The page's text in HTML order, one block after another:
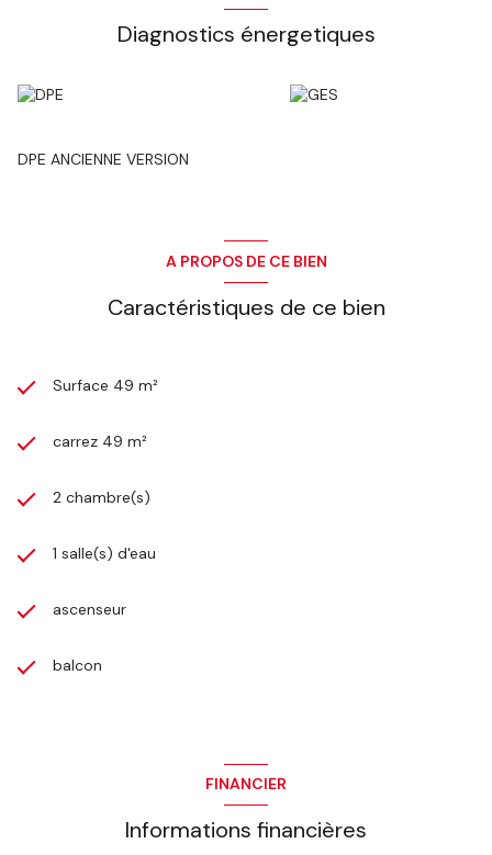
Diagnostics énergetiques
DPE ANCIENNE VERSION
A PROPOS DE CE BIEN
Caractéristiques de ce bien
Surface 49 m²
carrez 49 m²
2 chambre(s)
1 salle(s) d'eau
ascenseur
balcon
FINANCIER
Informations financières